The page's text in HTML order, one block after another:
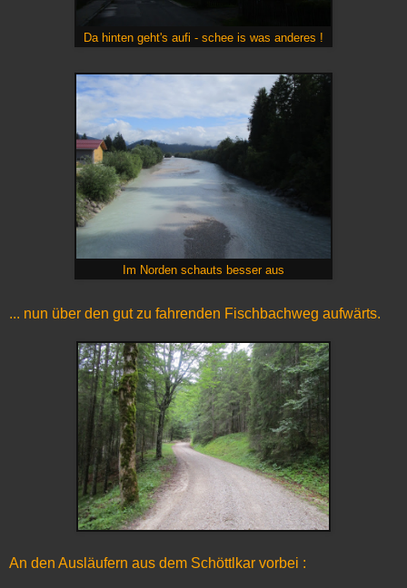
Da hinten geht's aufi - schee is was anderes !
Im Norden schauts besser aus
... nun über den gut zu fahrenden Fischbachweg aufwärts.
An den Ausläufern aus dem Schöttlkar vorbei :